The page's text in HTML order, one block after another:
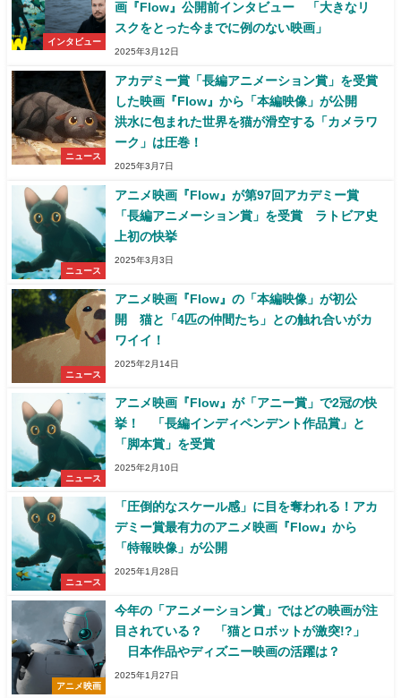
インタビュー
画『Flow』公開前インタビュー 「大きなリ
スクをとった今までに例のない映画」
2025年3月12日
ニュース
アカデミー賞「長編アニメーション賞」を受賞
した映画『Flow』から「本編映像」が公開
洪水に包まれた世界を猫が滑空する「カメラワ
ーク」は圧巻！
2025年3月7日
ニュース
アニメ映画『Flow』が第97回アカデミー賞
「長編アニメーション賞」を受賞 ラトビア史
上初の快挙
2025年3月3日
ニュース
アニメ映画『Flow』の「本編映像」が初公
開 猫と「4匹の仲間たち」との触れ合いがカ
ワイイ！
2025年2月14日
ニュース
アニメ映画『Flow』が「アニー賞」で2冠の快
挙！ 「長編インディペンデント作品賞」と
「脚本賞」を受賞
2025年2月10日
ニュース
「圧倒的なスケール感」に目を奪われる！アカ
デミー賞最有力のアニメ映画『Flow』から
「特報映像」が公開
2025年1月28日
アニメ映画
今年の「アニメーション賞」ではどの映画が注
目されている？ 「猫とロボットが激突!?」
日本作品やディズニー映画の活躍は？
2025年1月27日